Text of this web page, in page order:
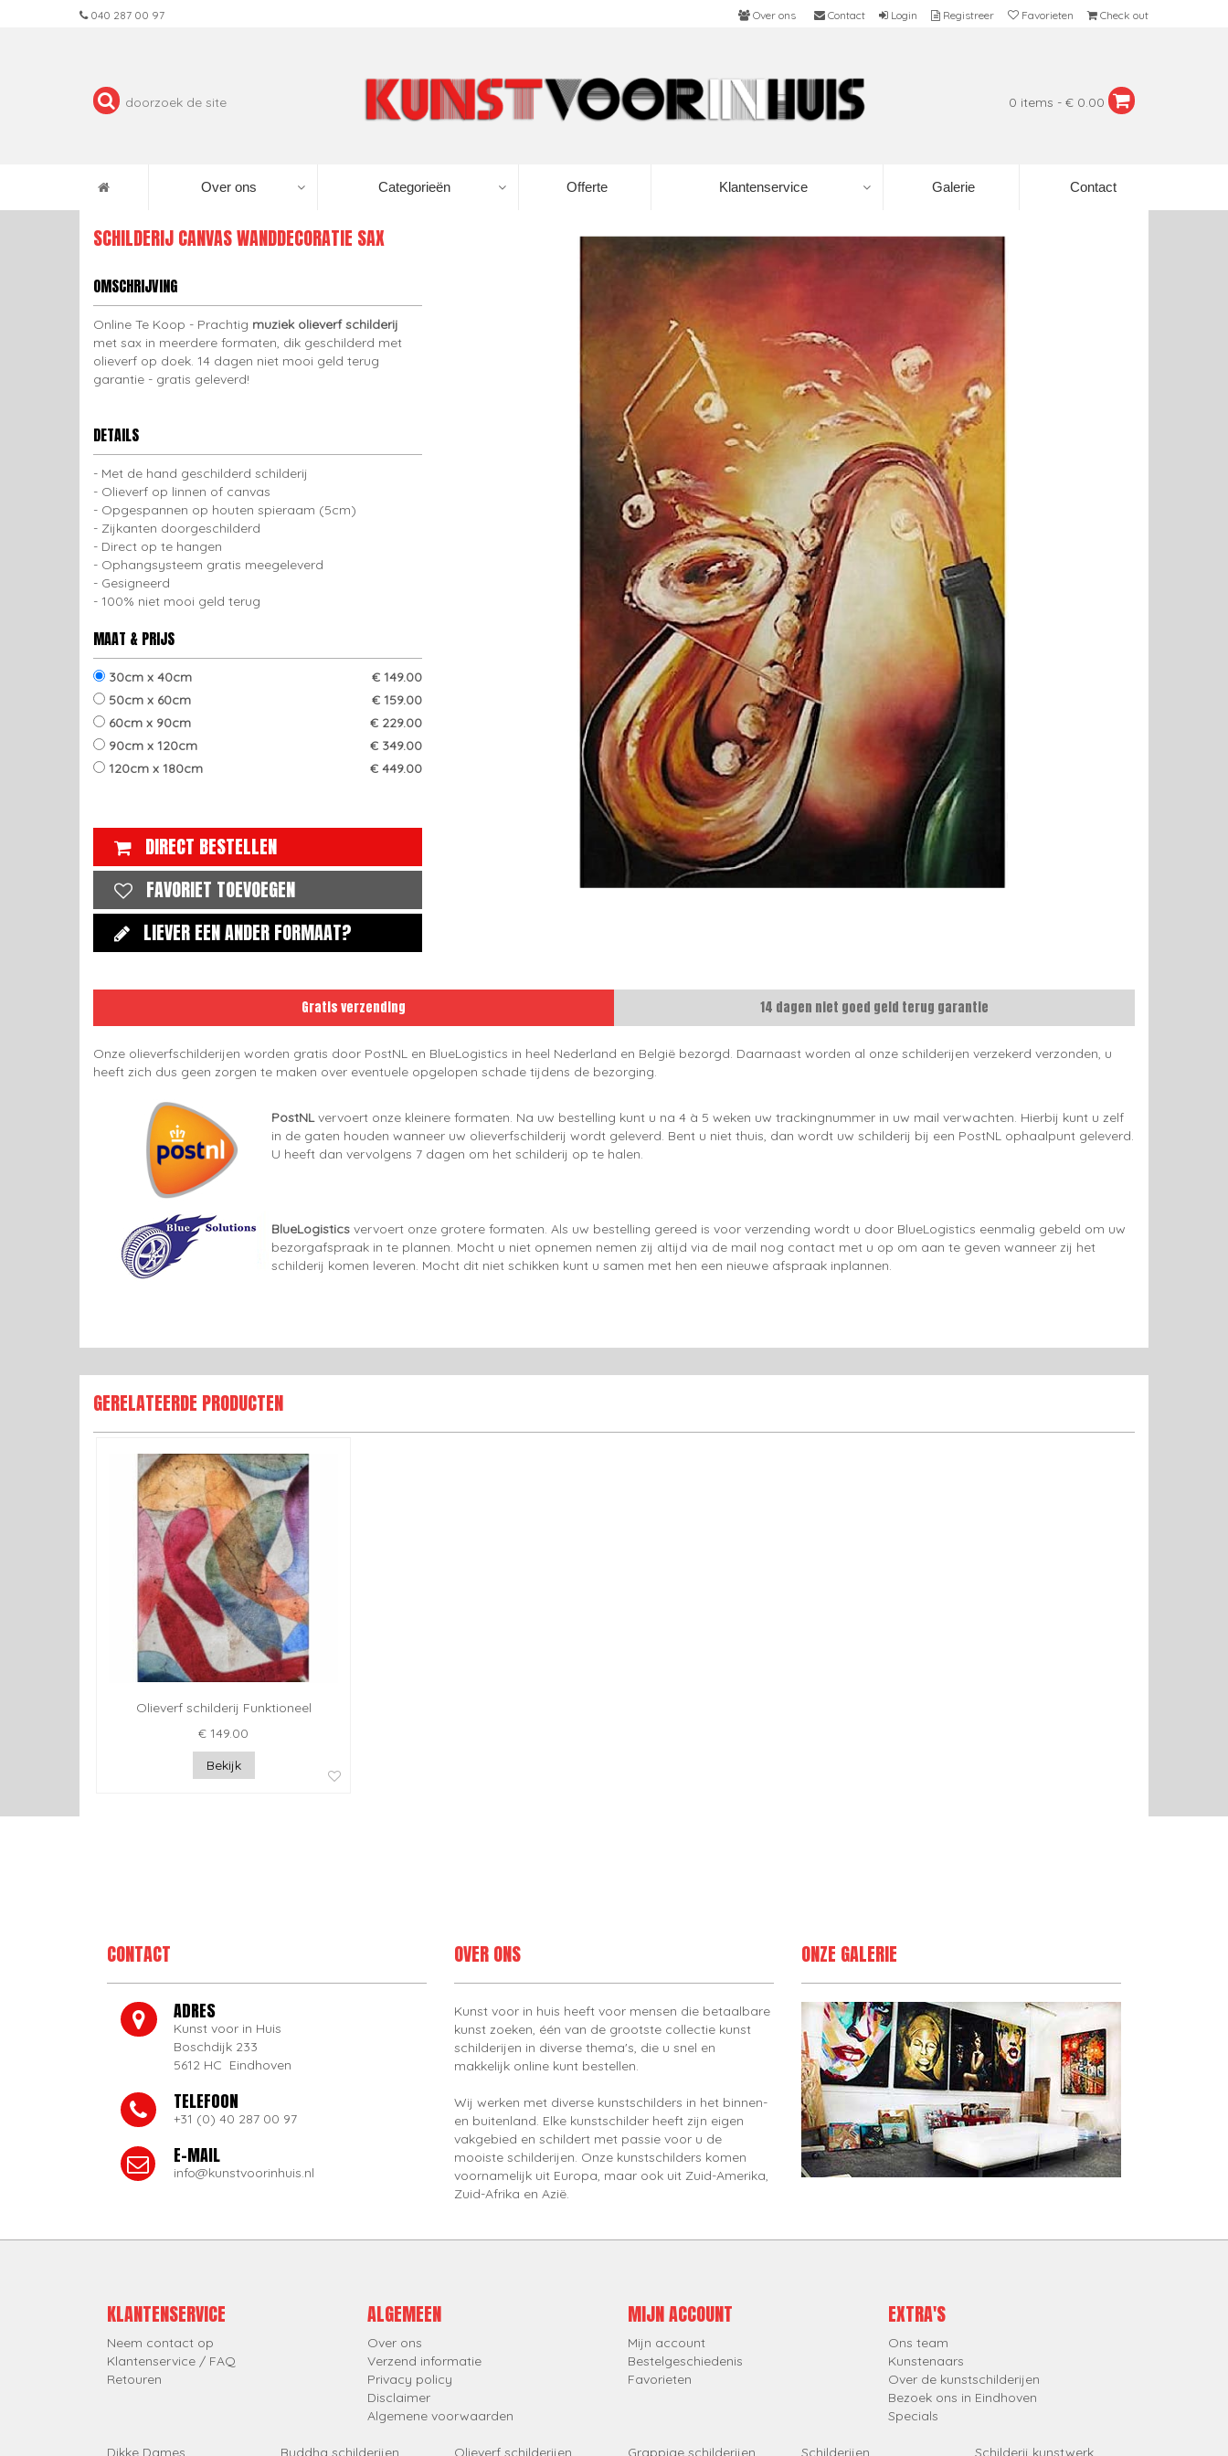
040 287 00 97 Over ons Contact Login Registreer Favorieten Check out
0 items - € 0.00
Over ons Categorieën Offerte Klantenservice Galerie Contact
SCHILDERIJ CANVAS WANDDECORATIE SAX
OMSCHRIJVING
Online Te Koop - Prachtig muziek olieverf schilderij
met sax in meerdere formaten, dik geschilderd met
olieverf op doek. 14 dagen niet mooi geld terug
garantie - gratis geleverd!
DETAILS
Met de hand geschilderd schilderij
Olieverf op linnen of canvas
Opgespannen op houten spieraam (5cm)
Zijkanten doorgeschilderd
Direct op te hangen
Ophangsysteem gratis meegeleverd
Gesigneerd
100% niet mooi geld terug
MAAT & PRIJS
30cm x 40cm
€ 149.00
50cm x 60cm
€ 159.00
60cm x 90cm
€ 229.00
90cm x 120cm
€ 349.00
120cm x 180cm
€ 449.00
DIRECT BESTELLEN
FAVORIET TOEVOEGEN
LIEVER EEN ANDER FORMAAT?
Gratis verzending 14 dagen niet goed geld terug garantie
Onze olieverfschilderijen worden gratis door PostNL en BlueLogistics in heel Nederland en België bezorgd. Daarnaast worden al onze schilderijen verzekerd verzonden, u
heeft zich dus geen zorgen te maken over eventuele opgelopen schade tijdens de bezorging.
PostNLvervoert onze kleinere formaten. Na uw bestelling kunt u na 4 à 5 weken uw trackingnummer in uw mail verwachten. Hierbij kunt u zelf
in de gaten houden wanneer uw olieverfschilderij wordt geleverd. Bent u niet thuis, dan wordt uw schilderij bij een PostNL ophaalpunt geleverd.
U heeft dan vervolgens 7 dagen om het schilderij op te halen.
BlueLogistics vervoert onze grotere formaten. Als uw bestelling gereed is voor verzending wordt u door BlueLogistics eenmalig gebeld om uw
bezorgafspraak in te plannen. Mocht u niet opnemen nemen zij altijd via de mail nog contact met u op om aan te geven wanneer zij het
schilderij komen leveren. Mocht dit niet schikken kunt u samen met hen een nieuwe afspraak inplannen.
GERELATEERDE PRODUCTEN
Olieverf schilderij Funktioneel
€ 149.00
Bekijk
CONTACT
ADRES
Kunst voor in Huis
Boschdijk 233
5612 HC Eindhoven
TELEFOON
+31 (0) 40 287 00 97
E-MAIL
info@kunstvoorinhuis.nl
OVER ONS
Kunst voor in huis heeft voor mensen die betaalbare
kunst zoeken, één van de grootste collectie kunst
schilderijen in diverse thema's, die u snel en
makkelijk online kunt bestellen.
Wij werken met diverse kunstschilders in het binnen-
en buitenland. Elke kunstschilder heeft zijn eigen
vakgebied en schildert met passie voor u de
mooiste schilderijen. Onze kunstschilders komen
voornamelijk uit Europa, maar ook uit Zuid-Amerika,
Zuid-Afrika en Azië.
ONZE GALERIE
KLANTENSERVICE
Neem contact op
Klantenservice / FAQ
Retouren
ALGEMEEN
Over ons
Verzend informatie
Privacy policy
Disclaimer
Algemene voorwaarden
MIJN ACCOUNT
Mijn account
Bestelgeschiedenis
Favorieten
EXTRA'S
Ons team
Kunstenaars
Over de kunstschilderijen
Bezoek ons in Eindhoven
Specials
Dikke Dames Buddha schilderijen Olieverf schilderijen Grappige schilderijen Schilderijen Schilderij kunstwerk